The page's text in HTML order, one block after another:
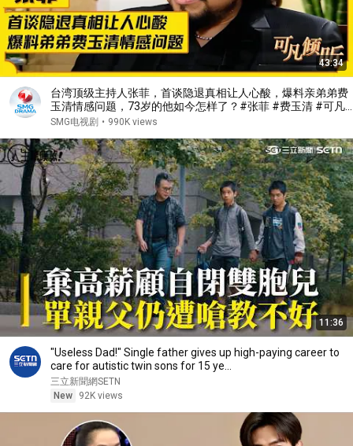
43:34
台湾顶级主持人张菲，首谈隐退真相让人心酸，爆料亲弟弟费
玉清情感问题，73岁的他如今怎样了？#张菲 #费玉清 #可凡
倾听 FULL
SMG电视剧 • 990K views
11:36
"Useless Dad!" Single father gives up high-paying career to
care for autistic twin sons for 15 ye...
三立新聞網SETN
New
92K views